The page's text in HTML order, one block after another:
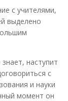
с учителями,
выделено
наступит
с
и науки
момент он